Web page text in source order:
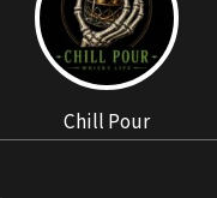
Chill Pour